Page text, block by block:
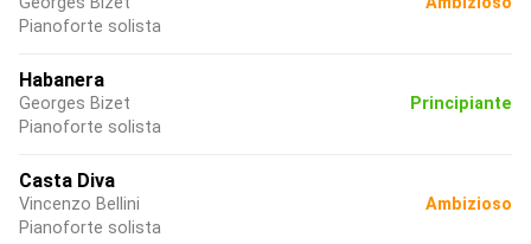
Pianoforte solista
Habanera
Georges Bizet
Pianoforte solista
Principiante
Casta Diva
Vincenzo Bellini
Pianoforte solista
Ambizioso